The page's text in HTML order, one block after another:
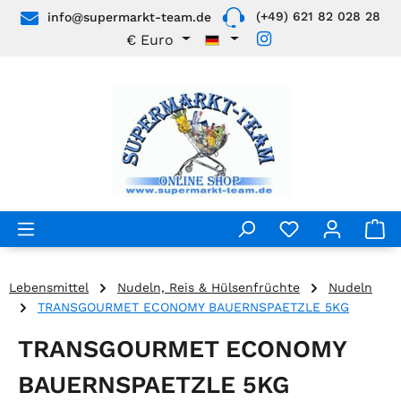
Zum Hauptinhalt springen
info@supermarkt-team.de (+49) 621 82 028 28
€ Euro
Lebensmittel Nudeln, Reis & Hülsenfrüchte
Nudeln
TRANSGOURMET ECONOMY BAUERNSPAETZLE 5KG
TRANSGOURMET ECONOMY
BAUERNSPAETZLE 5KG